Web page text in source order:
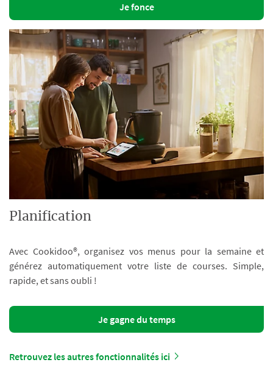
Je fonce
Planification
Avec Cookidoo®, organisez vos menus pour la semaine et
générez automatiquement votre liste de courses. Simple,
rapide, et sans oubli !
Je gagne du temps
Retrouvez les autres fonctionnalités ici